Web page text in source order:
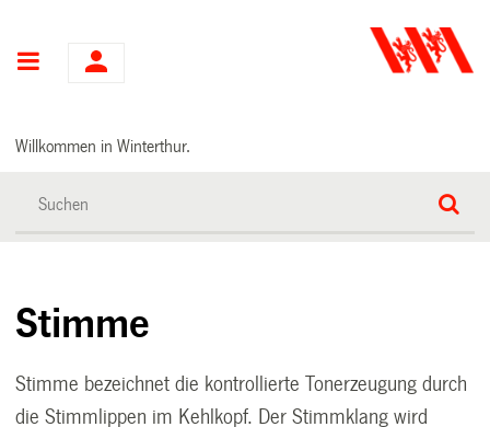
Hauptnavigation
Willkommen in Winterthur.
Stimme
Stimme bezeichnet die kontrollierte Tonerzeugung durch
die Stimmlippen im Kehlkopf. Der Stimmklang wird